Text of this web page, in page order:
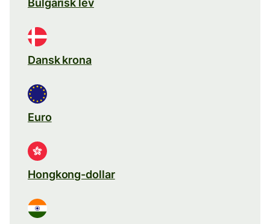
Bulgarisk lev
Dansk krona
Euro
Hongkong-dollar